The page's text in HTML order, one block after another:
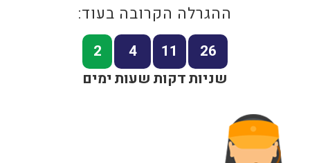
ההגרלה הקרובה בעוד:
26
שניות
11
דקות
4
שעות
2
ימים